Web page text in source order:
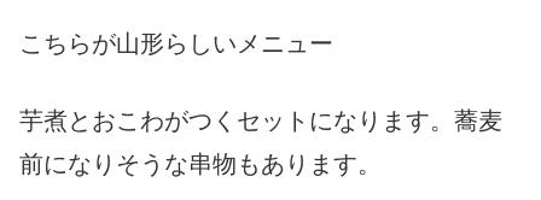
こちらが山形らしいメニュー
芋煮とおこわがつくセットになります。蕎麦
前になりそうな串物もあります。